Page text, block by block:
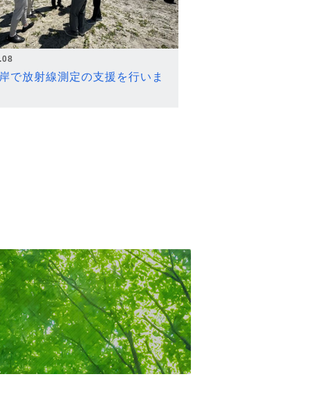
で放射線測定の支援を行いま